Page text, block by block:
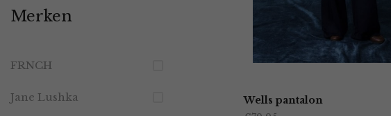
Wells pantalon
Merken
FRNCH
Jane Lushka